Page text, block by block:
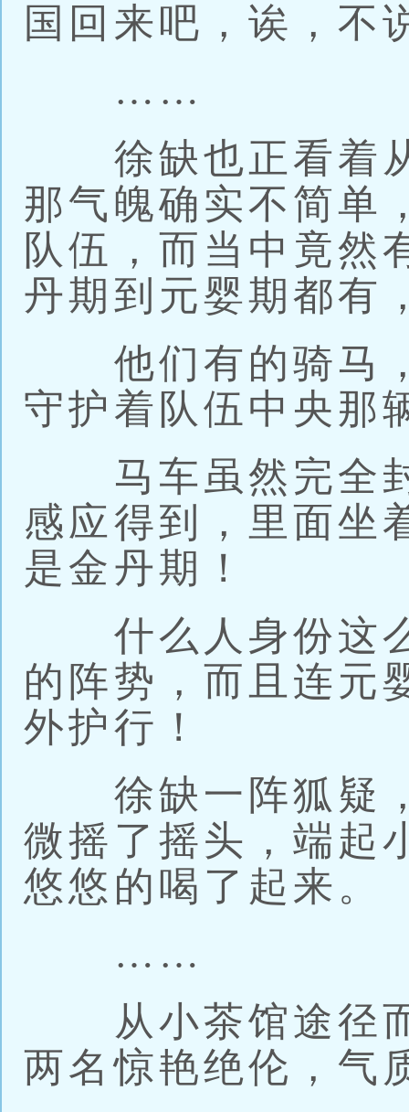
国回来吧，诶，
……
徐缺也正看着从
那气魄确实不简单
队伍，而当中竟然
丹期到元婴期都有
他们有的骑马，
守护着队伍中央那
马车虽然完全封
感应得到，里面坐
是金丹期！
什么人身份这么
的阵势，而且连元
外护行！
徐缺一阵狐疑，
微摇了摇头，端起
悠悠的喝了起来。
……
从小茶馆途径而
两名惊艳绝伦，气